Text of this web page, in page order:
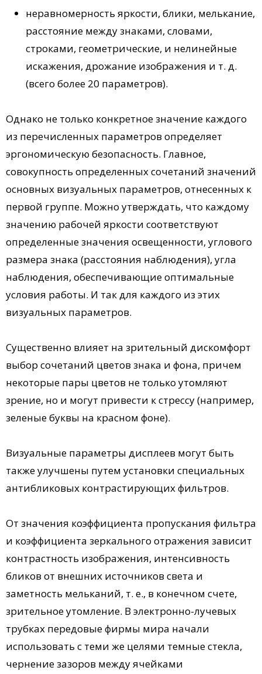
неравномерность яркости, блики, мелькание,
расстояние между знаками, словами,
строками, геометрические, и нелинейные
искажения, дрожание изображения и т. д.
(всего более 20 параметров).
Однако не только конкретное значение каждого
из перечисленных параметров определяет
эргономическую безопасность. Главное,
совокупность определенных сочетаний значений
основных визуальных параметров, отнесенных к
первой группе. Можно утверждать, что каждому
значению рабочей яркости соответствуют
определенные значения освещенности, углового
размера знака (расстояния наблюдения), угла
наблюдения, обеспечивающие оптимальные
условия работы. И так для каждого из этих
визуальных параметров.
Существенно влияет на зрительный дискомфорт
выбор сочетаний цветов знака и фона, причем
некоторые пары цветов не только утомляют
зрение, но и могут привести к стрессу (например,
зеленые буквы на красном фоне).
Визуальные параметры дисплеев могут быть
также улучшены путем установки специальных
антибликовых контрастирующих фильтров.
От значения коэффициента пропускания фильтра
и коэффициента зеркального отражения зависит
контрастность изображения, интенсивность
бликов от внешних источников света и
заметность мельканий, т. е., в конечном счете,
зрительное утомление. В электронно-лучевых
трубках передовые фирмы мира начали
использовать с теми же целями темные стекла,
чернение зазоров между ячейками